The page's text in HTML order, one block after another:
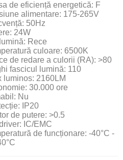
de eficiență energetică: F
alimentare: 175-265V
50Hz
24W
Rece
culoare: 6500K
de redare a culorii (RA): >80
fascicul lumină: 110
luminos: 2160LM
30.000 ore
Nu
IP20
de putere: >0.5
IC/EMC
de funcționare: -40°C -